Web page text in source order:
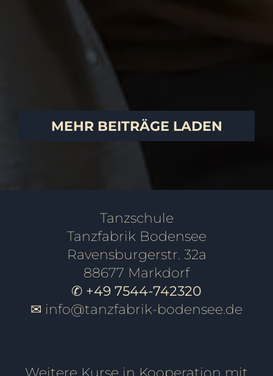
West-Coast-Swing in
PAARE SCHÜLER
MEHR BEITRÄGE LADEN
Tanzschule
Tanzfabrik Bodensee
Ravensburgerstr. 32a
88677 Markdorf
✆ +49 7544-742320
✉ info@tanzfabrik-bodensee.de
Weitere Kurse in Kooperation mit